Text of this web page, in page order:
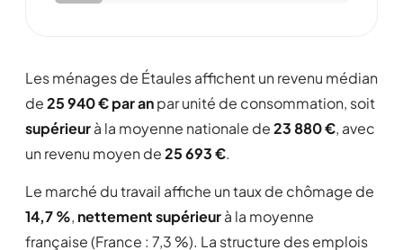
Les ménages de Étaules affichent un revenu médian
de25 940 € par anpar unité de consommation, soit
supérieurà la moyenne nationale de23 880 €, avec
un revenu moyen de25 693 €.
Le marché du travail affiche un taux de chômage de
14,7 %, nettement supérieurà la moyenne
française (France : 7,3 %). La structure des emplois